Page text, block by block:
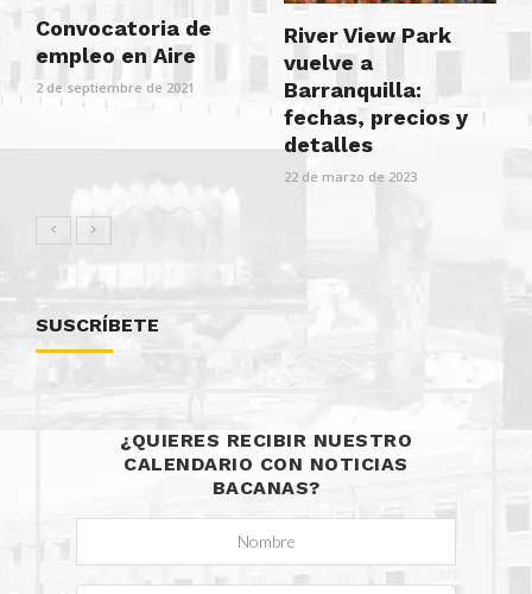
Convocatoria de
empleo en Aire
2 de septiembre de 2021
River View Park
vuelve a
Barranquilla:
fechas, precios y
detalles
22 de marzo de 2023
SUSCRÍBETE
¿QUIERES RECIBIR NUESTRO
CALENDARIO CON NOTICIAS
BACANAS?